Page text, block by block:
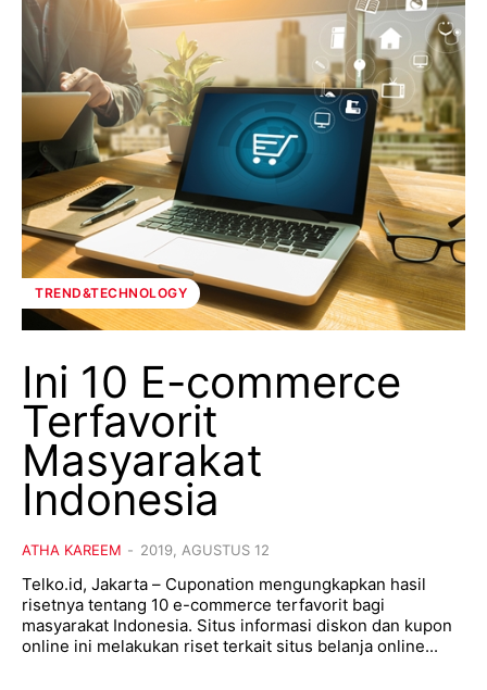
TREND&TECHNOLOGY
Ini 10 E-commerce
Terfavorit
Masyarakat
Indonesia
ATHA KAREEM - 2019, AGUSTUS 12
Telko.id, Jakarta – Cuponation mengungkapkan hasil
risetnya tentang 10 e-commerce terfavorit bagi
masyarakat Indonesia. Situs informasi diskon dan kupon
online ini melakukan riset terkait situs belanja online...